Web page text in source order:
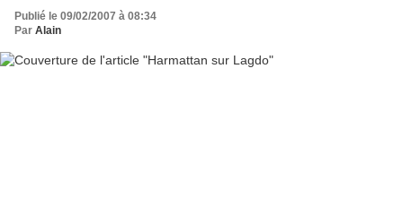
Publié le 09/02/2007 à 08:34
Par Alain